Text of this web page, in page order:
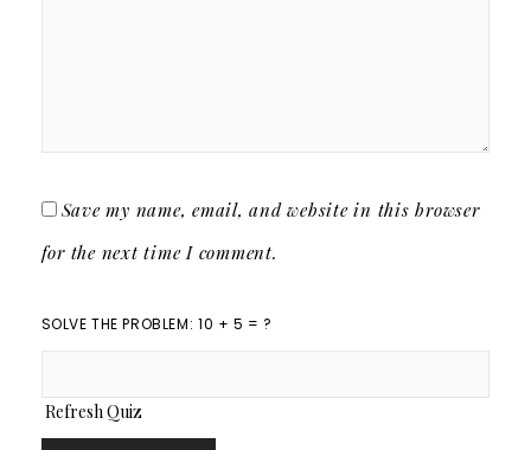
Save my name, email, and website in this browser
for the next time I comment.
SOLVE THE PROBLEM: 10 + 5 = ?
Refresh Quiz